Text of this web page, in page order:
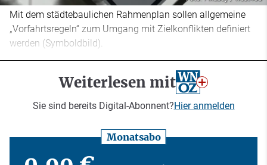
Mit dem städtebaulichen Rahmenplan sollen allgemeine
„Vorfahrtsregeln“ zum Umgang mit Zielkonflikten definiert
werden (Symboldbild).
Weiterlesen mit
Sie sind bereits Digital-Abonnent?Hier anmelden
Monatsabo